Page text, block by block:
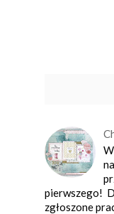
pierwszego!
zgłoszone